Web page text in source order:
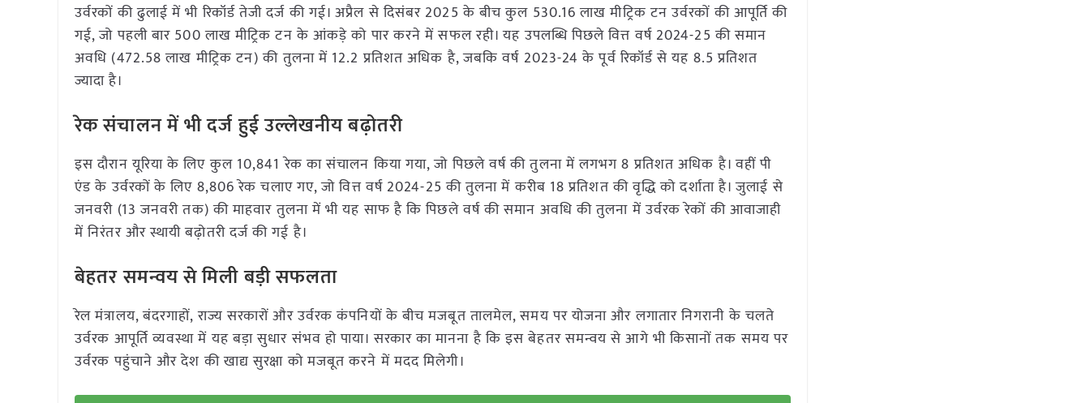
उर्वरकों की ढुलाई में भी रिकॉर्ड तेजी दर्ज की गई। अप्रैल से दिसंबर 2025 के बीच कुल 530.16 लाख मीट्रिक टन उर्वरकों की आपूर्ति की
गई, जो पहली बार 500 लाख मीट्रिक टन के आंकड़े को पार करने में सफल रही। यह उपलब्धि पिछले वित्त वर्ष 2024-25 की समान
अवधि (472.58 लाख मीट्रिक टन) की तुलना में 12.2 प्रतिशत अधिक है, जबकि वर्ष 2023-24 के पूर्व रिकॉर्ड से यह 8.5 प्रतिशत
ज्यादा है।
रेक संचालन में भी दर्ज हुई उल्लेखनीय बढ़ोतरी
इस दौरान यूरिया के लिए कुल 10,841 रेक का संचालन किया गया, जो पिछले वर्ष की तुलना में लगभग 8 प्रतिशत अधिक है। वहीं पी
एंड के उर्वरकों के लिए 8,806 रेक चलाए गए, जो वित्त वर्ष 2024-25 की तुलना में करीब 18 प्रतिशत की वृद्धि को दर्शाता है। जुलाई से
जनवरी (13 जनवरी तक) की माहवार तुलना में भी यह साफ है कि पिछले वर्ष की समान अवधि की तुलना में उर्वरक रेकों की आवाजाही
में निरंतर और स्थायी बढ़ोतरी दर्ज की गई है।
बेहतर समन्वय से मिली बड़ी सफलता
रेल मंत्रालय, बंदरगाहों, राज्य सरकारों और उर्वरक कंपनियों के बीच मजबूत तालमेल, समय पर योजना और लगातार निगरानी के चलते
उर्वरक आपूर्ति व्यवस्था में यह बड़ा सुधार संभव हो पाया। सरकार का मानना है कि इस बेहतर समन्वय से आगे भी किसानों तक समय पर
उर्वरक पहुंचाने और देश की खाद्य सुरक्षा को मजबूत करने में मदद मिलेगी।